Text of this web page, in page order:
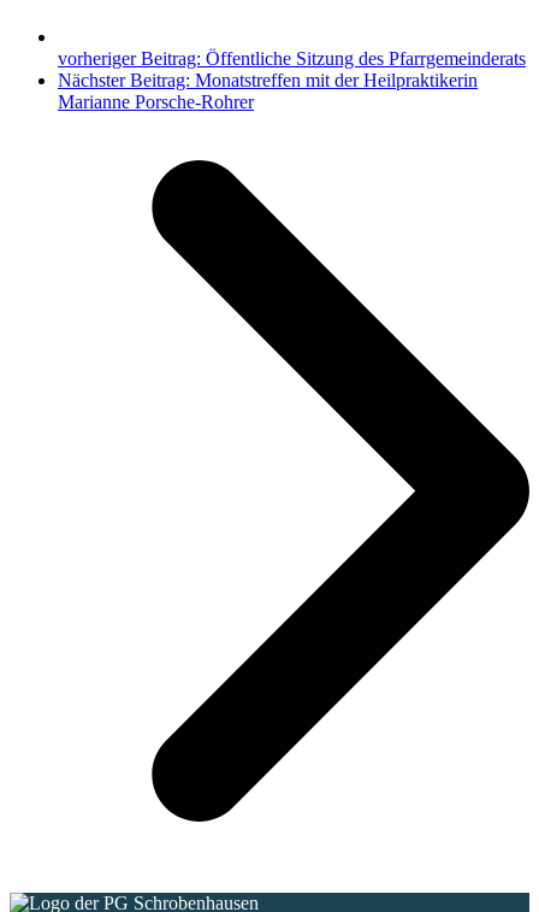
vorheriger Beitrag: Öffentliche Sitzung des Pfarrgemeinderats
Nächster Beitrag: Monatstreffen mit der Heilpraktikerin
Marianne Porsche-Rohrer